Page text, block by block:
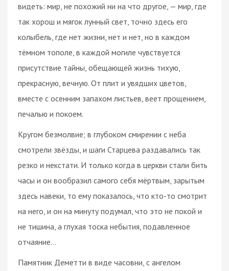
видеть: мир, не похожий ни на что другое, — мир, где
так хорош и мягок лунный свет, точно здесь его
колыбель, где нет жизни, нет и нет, но в каждом
тёмном тополе, в каждой могиле чувствуется
присутствие тайны, обещающей жизнь тихую,
прекрасную, вечную. От плит и увядших цветов,
вместе с осенним запахом листьев, веет прощением,
печалью и покоем.
Кругом безмолвие; в глубоком смирении с неба
смотрели звёзды, и шаги Старцева раздавались так
резко и некстати. И только когда в церкви стали бить
часы и он вообразил самого себя мёртвым, зарытым
здесь навеки, то ему показалось, что кто-то смотрит
на него, и он на минуту подумал, что это не покой и
не тишина, а глухая тоска небытия, подавленное
отчаяние…
Памятник Деметти в виде часовни, с ангелом